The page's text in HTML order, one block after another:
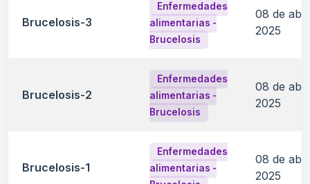
Brucelosis-3
Enfermedades
alimentarias -
Brucelosis
08 de
2025
Brucelosis-2
Enfermedades
alimentarias -
Brucelosis
08 de
2025
Brucelosis-1
Enfermedades
alimentarias -
08 de
2025